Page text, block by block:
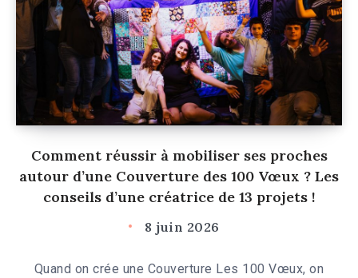
Comment réussir à mobiliser ses proches
autour d’une Couverture des 100 Vœux ? Les
conseils d’une créatrice de 13 projets !
8 juin 2026
Quand on crée une Couverture Les 100 Vœux, on